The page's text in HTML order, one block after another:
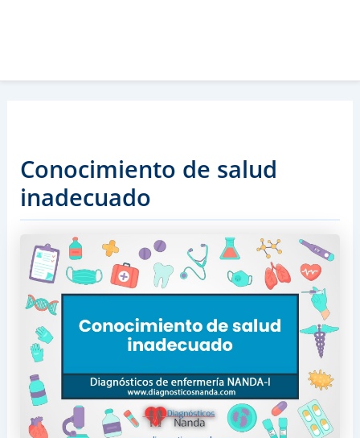
Conocimiento de salud
inadecuado